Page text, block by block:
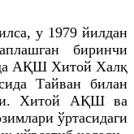
у 1979 йилдан
биринчи
АҚШ Хитой Халқ
Тайван билан
Хитой АҚШ ва
ўртасидаги